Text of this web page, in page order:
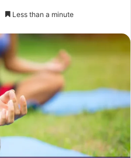
Less than a minute